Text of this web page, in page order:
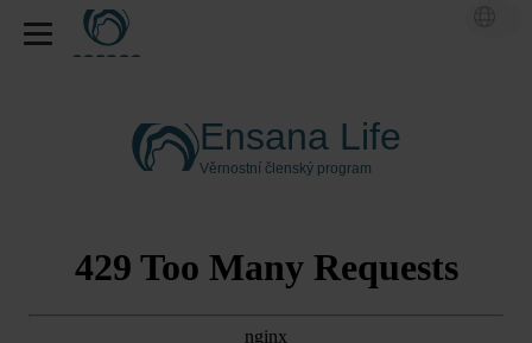
Ensana Life
Věrnostní členský program